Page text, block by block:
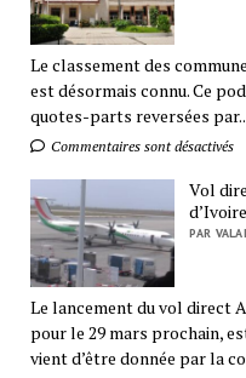
Le classement des
est désormais connu. Ce
quotes-parts reversées
Commentaires sont désactivés
Vol
PAR
Le lancement du vol direct
pour le 29 mars prochain,
vient d’être donnée par la